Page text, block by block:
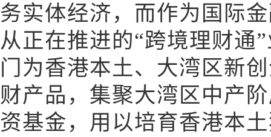
务实体经济，而作为国际
从正在推进的“跨境理财通
门为香港本土、大湾区新
财产品，集聚大湾区中产
资基金，用以培育香港本